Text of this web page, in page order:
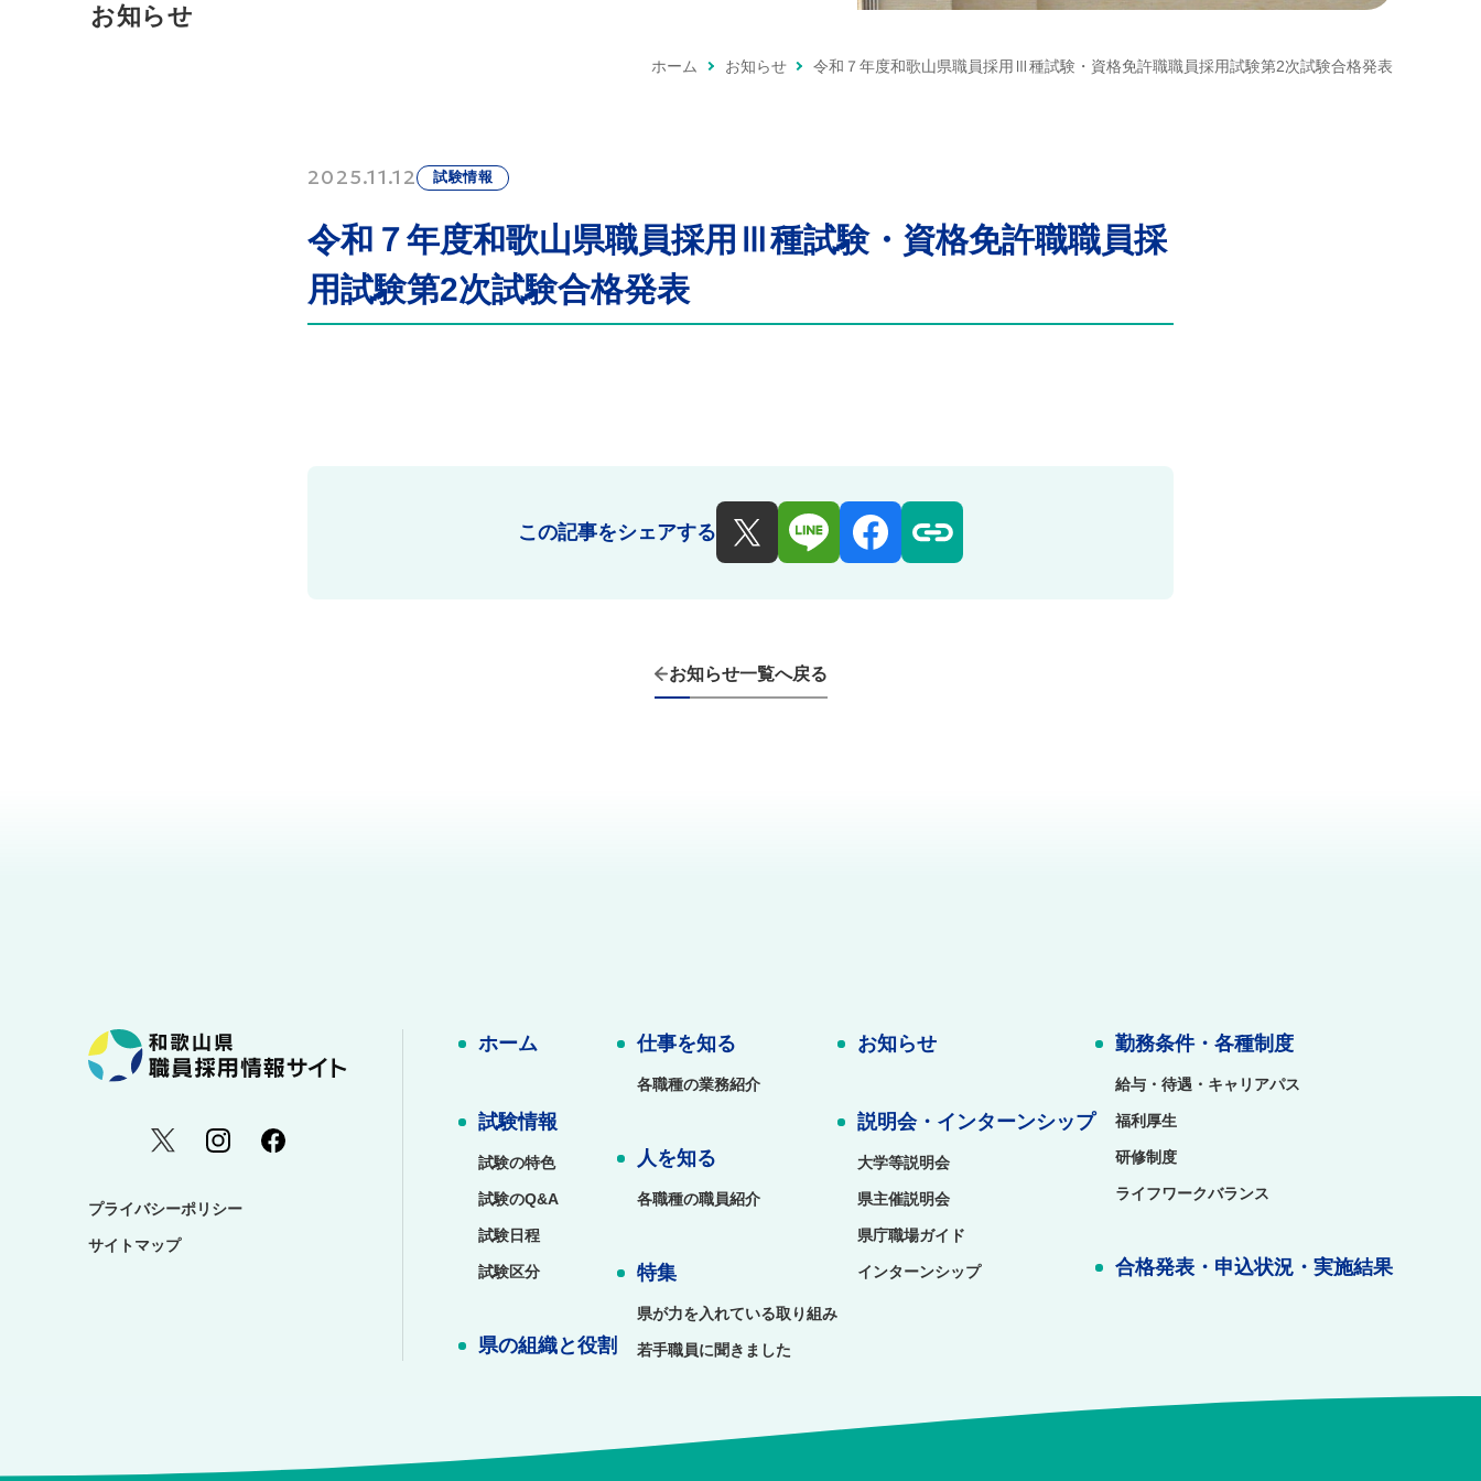
お知らせ
ホーム お知らせ 令和７年度和歌山県職員採用Ⅲ種試験・資格免許職職員採用試験第2次試験合格発表
2025.11.12 試験情報
令和７年度和歌山県職員採用Ⅲ種試験・資格免許職職員採
用試験第2次試験合格発表
この記事をシェアする
お知らせ一覧へ戻る
プライバシーポリシー
サイトマップ
ホーム
試験情報
試験の特色
試験のQ&A
試験日程
試験区分
県の組織と役割
仕事を知る
各職種の業務紹介
人を知る
各職種の職員紹介
特集
県が力を入れている取り組み
若手職員に聞きました
お知らせ
説明会・インターンシップ
大学等説明会
県主催説明会
県庁職場ガイド
インターンシップ
勤務条件・各種制度
給与・待遇・キャリアパス
福利厚生
研修制度
ライフワークバランス
合格発表・申込状況・実施結果